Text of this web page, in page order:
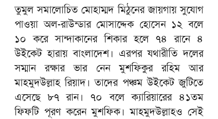
তুমুল সমালোচিত মোহাম্মদ মিঠুনের জায়গায় সুযোগ
পাওয়া অল-রাউন্ডার মোসাদ্দেক হোসেন ১২ বলে
১০ করে সান্দাকানের শিকার হলে ৭৪ রানে ৪
উইকেট হারায় বাংলাদেশ। এরপর যথারীতি দলের
সম্মান রক্ষার ভার নেন মুশফিকুর রহিম আর
মাহমুদউল্লাহ রিয়াদ। তাদের পঞ্চম উইকেট জুটিতে
এসেছে ৮৭ রান। ৭০ বলে ক্যারিয়ারের ৪১তম
ফিফটি পূরণ করেন মুশফিক। মাহমুদউল্লাহও সেই